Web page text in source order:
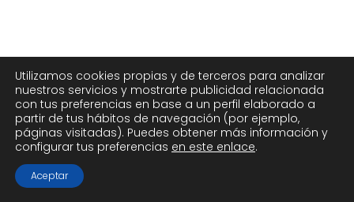
Utilizamos cookies propias y de terceros para analizar
nuestros servicios y mostrarte publicidad relacionada
con tus preferencias en base a un perfil elaborado a
partir de tus hábitos de navegación (por ejemplo,
páginas visitadas). Puedes obtener más información y
configurar tus preferencias en este enlace.
Aceptar